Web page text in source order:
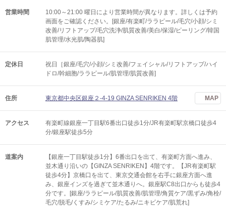
営業時間
10:00～21:00 曜日により営業時間が異なります。詳しくは予約
画面をご確認ください。[銀座/有楽町/ララピール/毛穴/小顔/シミ
改善/リフトアップ/毛穴洗浄/肌質改善/美白/保湿/ピーリング/韓国
肌管理/水光肌/陶器肌]
定休日
祝日［銀座/毛穴/小顔/シミ改善/フェイシャル/リフトアップ/ハイ
ドロ/幹細胞/ララピール/肌管理/肌質改善]
住所 東京都中央区銀座２-4-19 GINZA SENRIKEN 4階 MAP
アクセス
有楽町線銀座一丁目駅6番出口徒歩1分/JR有楽町駅京橋口徒歩4
分/銀座駅徒歩5分
道案内
【銀座一丁目駅徒歩1分】6番出口を出て、有楽町方面へ進み、
並木通り沿いの【GINZA SENRIKEN】4階です。【JR有楽町駅
徒歩4分】京橋口を出て、東京交通会館を右手に銀座方面へ進
み、銀座インズを過ぎて並木通りへ。銀座駅C8出口からも徒歩4
分です。[銀座/ララピール/肌質改善/肌管理/角質ケア/黒ずみ/角栓/
毛穴/脱毛/くすみ/シミケア/たるみ/ニキビケア/肌荒れ]